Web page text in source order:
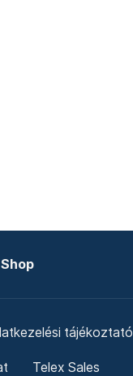
tájékoztató
Telex Sales